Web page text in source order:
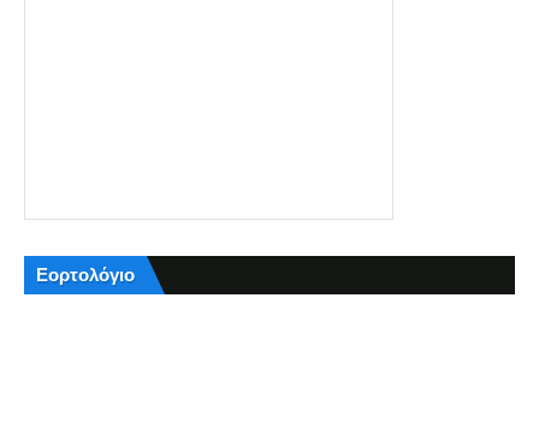
Εορτολόγιο